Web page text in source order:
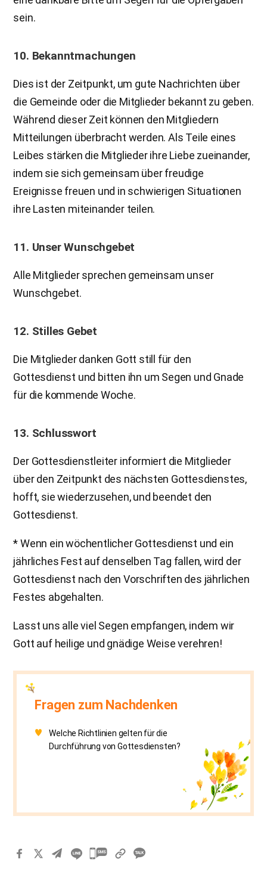
sein.
10. Bekanntmachungen
Dies ist der Zeitpunkt, um gute Nachrichten über
die Gemeinde oder die Mitglieder bekannt zu geben.
Während dieser Zeit können den Mitgliedern
Mitteilungen überbracht werden. Als Teile eines
Leibes stärken die Mitglieder ihre Liebe zueinander,
indem sie sich gemeinsam über freudige
Ereignisse freuen und in schwierigen Situationen
ihre Lasten miteinander teilen.
11. Unser Wunschgebet
Alle Mitglieder sprechen gemeinsam unser
Wunschgebet.
12. Stilles Gebet
Die Mitglieder danken Gott still für den
Gottesdienst und bitten ihn um Segen und Gnade
für die kommende Woche.
13. Schlusswort
Der Gottesdienstleiter informiert die Mitglieder
über den Zeitpunkt des nächsten Gottesdienstes,
hofft, sie wiederzusehen, und beendet den
Gottesdienst.
* Wenn ein wöchentlicher Gottesdienst und ein
jährliches Fest auf denselben Tag fallen, wird der
Gottesdienst nach den Vorschriften des jährlichen
Festes abgehalten.
Lasst uns alle viel Segen empfangen, indem wir
Gott auf heilige und gnädige Weise verehren!
Fragen zum Nachdenken
Welche Richtlinien gelten für die
Durchführung von Gottesdiensten?
카